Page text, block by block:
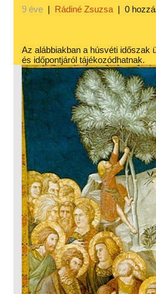
9 éve | Rádiné Zsuzsa | 0
Az alábbiakban a húsvéti időszak
és időpontjáról tájékozódhatnak.